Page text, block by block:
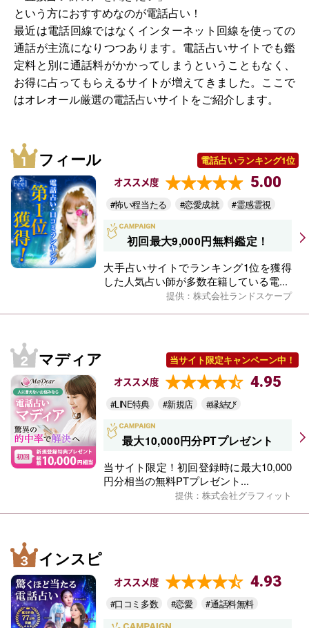
という方におすすめなのが電話占い！
最近は電話回線ではなくインターネット回線を使っての
通話が主流になりつつあります。電話占いサイトでも鑑
定料と別に通話料がかかってしまうということもなく、
お得に占ってもらえるサイトが増えてきました。ここで
はオレオール厳選の電話占いサイトをご紹介します。
フィール 電話占いランキング1位
オススメ度 5.00
#怖い程当たる #恋愛成就 #霊感霊視
初回最大9,000円無料鑑定！
大手占いサイトでランキング1位を獲得
した人気占い師が多数在籍している電...
提供：株式会社ランドスケープ
マディア 当サイト限定キャンペーン中！
オススメ度 4.95
#LINE特典 #新規店 #縁結び
最大10,000円分PTプレゼント
当サイト限定！初回登録時に最大10,000
円分相当の無料PTプレゼント...
提供：株式会社グラフィット
インスピ
オススメ度 4.93
#口コミ多数 #恋愛 #通話料無料